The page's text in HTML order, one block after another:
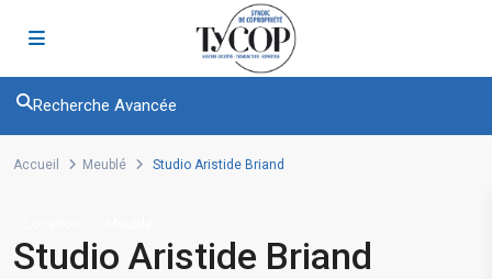
Recherche Avancée
Accueil Meublé Studio Aristide Briand
Studio Aristide Briand